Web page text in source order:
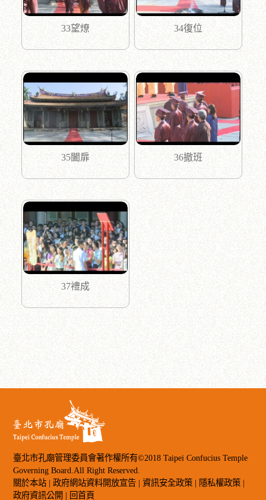
33望燎 34復位
35闔扉 36撤班
37禮成
臺北市孔廟管理委員會著作權所有©2018 Taipei Confucius Temple
Governing Board.All Right Reserved.
關於本站 | 政府網站資料開放宣告 |資訊安全政策 | 隱私權政策 |
政府資訊公開 | 回首頁